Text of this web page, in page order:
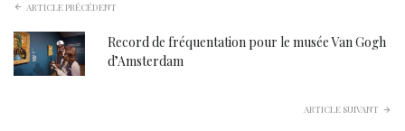
ARTICLE PRÉCÉDENT
Record de fréquentation pour le musée Van Gogh
d’Amsterdam
ARTICLE SUIVANT